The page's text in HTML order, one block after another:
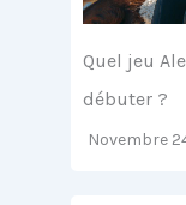
Quel jeu
débuter ?
Novembre